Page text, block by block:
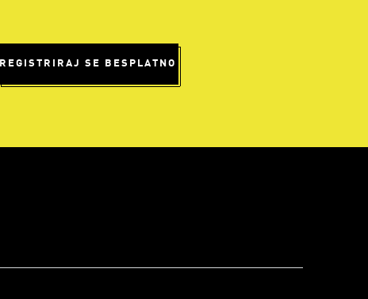
REGISTRIRAJ SE BESPLATNO